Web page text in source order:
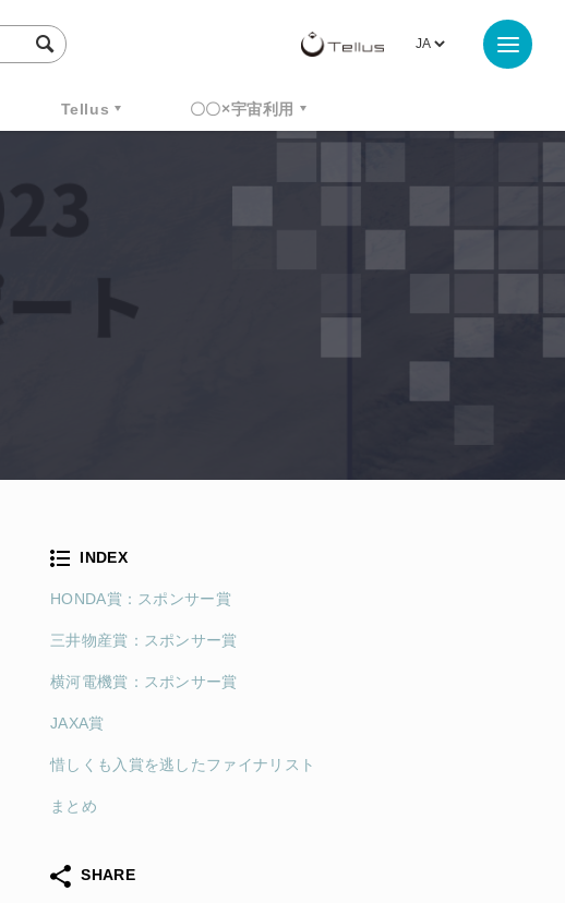
Tellus 〇〇×宇宙利用
INDEX
HONDA賞：スポンサー賞
三井物産賞：スポンサー賞
横河電機賞：スポンサー賞
JAXA賞
惜しくも入賞を逃したファイナリスト
まとめ
SHARE